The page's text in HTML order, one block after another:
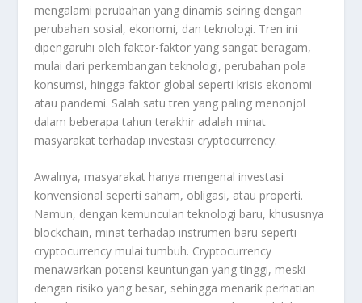
mengalami perubahan yang dinamis seiring dengan
perubahan sosial, ekonomi, dan teknologi. Tren ini
dipengaruhi oleh faktor-faktor yang sangat beragam,
mulai dari perkembangan teknologi, perubahan pola
konsumsi, hingga faktor global seperti krisis ekonomi
atau pandemi. Salah satu tren yang paling menonjol
dalam beberapa tahun terakhir adalah minat
masyarakat terhadap investasi cryptocurrency.
Awalnya, masyarakat hanya mengenal investasi
konvensional seperti saham, obligasi, atau properti.
Namun, dengan kemunculan teknologi baru, khususnya
blockchain, minat terhadap instrumen baru seperti
cryptocurrency mulai tumbuh. Cryptocurrency
menawarkan potensi keuntungan yang tinggi, meski
dengan risiko yang besar, sehingga menarik perhatian